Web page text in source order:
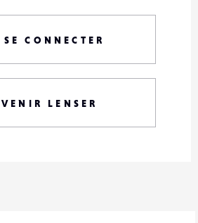
SE CONNECTER
LENSER